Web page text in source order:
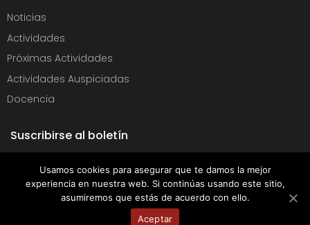
Noticias
Actividades
Próximas Actividades
Actividades Auspiciadas
Docencia
Suscribirse al boletín
Copyright © 2020. Real Academia de Medicina y Cirugía de Andalucía
Oriental. Todos los derechos reservados
Usamos cookies para asegurar que te damos la mejor
experiencia en nuestra web. Si continúas usando este sitio,
asumiremos que estás de acuerdo con ello.
Aceptar